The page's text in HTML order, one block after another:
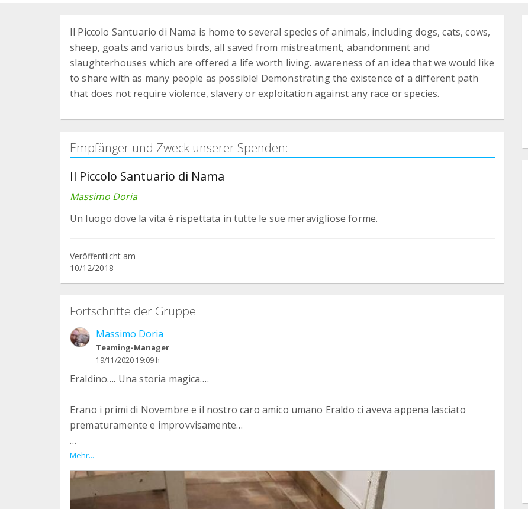
Il Piccolo Santuario di Nama is home to several species of animals, including dogs, cats, cows,
sheep, goats and various birds, all saved from mistreatment, abandonment and
slaughterhouses which are offered a life worth living. awareness of an idea that we would like
to share with as many people as possible! Demonstrating the existence of a different path
that does not require violence, slavery or exploitation against any race or species.
Empfänger und Zweck unserer Spenden:
Il Piccolo Santuario di Nama
Massimo Doria
Un luogo dove la vita è rispettata in tutte le sue meravigliose forme.
Veröffentlicht am
10/12/2018
Fortschritte der Gruppe
Massimo Doria
Teaming-Manager
19/11/2020 19:09 h
Eraldino…. Una storia magica….
Erano i primi di Novembre e il nostro caro amico umano Eraldo ci aveva appena lasciato
prematuramente e improvvisamente…
Qualche giorno dopo ci recammo alla cerimonia, ancora scossi. Non appena tornati a casa
ricevemmo una telefonata: c’era un agnello da recuperare a 10 minuti dal Santuario!
Ci mobilitiamo immediatamente, andiamo a prenderlo e lo portiamo a casa, prestiamo le
Mehr...